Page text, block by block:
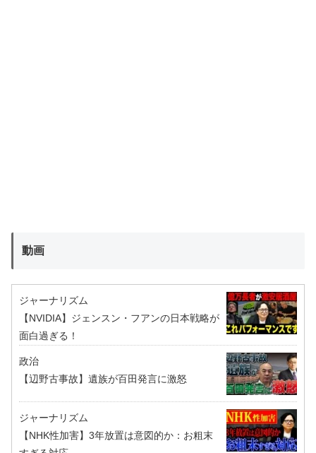
動画
ジャーナリズム
【NVIDIA】ジェンスン・フアンの日本戦略が
面白過ぎる！
政治
【辺野古事故】遺族が百田発言に激怒
ジャーナリズム
【NHK性加害】3年放置は意図的か：お粗末